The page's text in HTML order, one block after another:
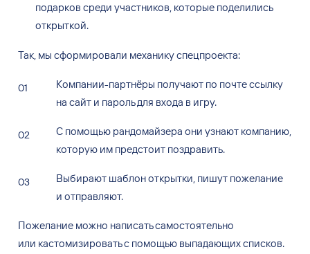
подарков среди участников, которые поделились
открыткой.
Так, мы сформировали механику спецпроекта:
Компании-партнёры получают по почте ссылку
на сайт и пароль для входа в игру.
С помощью рандомайзера они узнают компанию,
которую им предстоит поздравить.
Выбирают шаблон открытки, пишут пожелание
и отправляют.
Пожелание можно написать самостоятельно
или кастомизировать с помощью выпадающих списков.